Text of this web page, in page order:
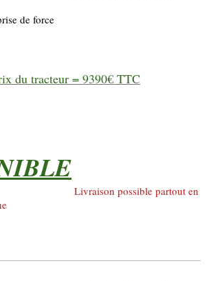
de force
3 mois
du tracteur = 9390€ TTC
possible partout en
métropolitaine